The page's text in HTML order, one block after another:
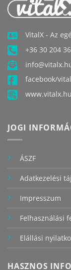
VitalX - Az
+36 30 204
facebook/
www.vitalx.hu
JOGI
ÁSZF
Adatkezelési
Impresszum
Felhasználási
Elállási
HASZNOS